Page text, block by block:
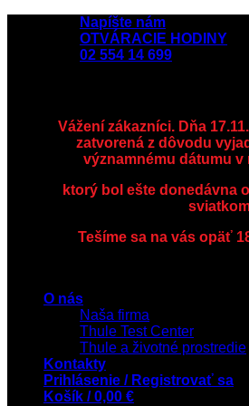
Napíšte nám
OTVÁRACIE HODINY
02 554 14 699
Vážení zákazníci. Dňa
zatvorená z dôvodu
významnému dátumu v
ktorý bol ešte donedávna
Tešíme sa na vás opäť
O nás
Naša firma
Thule Test Center
Thule a životné prostredie
Kontakty
Prihlásenie / Registrovať sa
Košík /0,00 €